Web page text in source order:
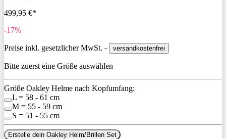
499,95 €*
-17%
Preise inkl. gesetzlicher MwSt. - versandkostenfrei
Bitte zuerst eine Größe auswählen
Größe Oakley Helme nach Kopfumfang:
L = 58 - 61 cm
M = 55 - 59 cm
S = 51 - 55 cm
Erstelle dein Oakley Helm/Brillen Set